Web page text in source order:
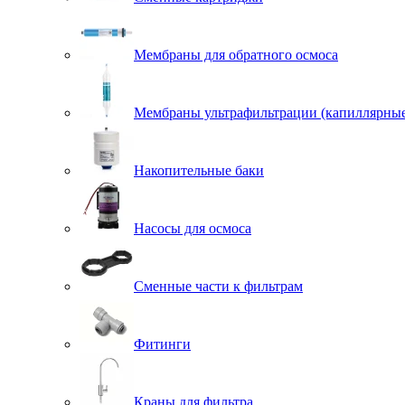
Мембраны для обратного осмоса
Мембраны ультрафильтрации
Накопительные баки
Насосы для осмоса
Сменные части к фильтрам
Фитинги
Краны для фильтра